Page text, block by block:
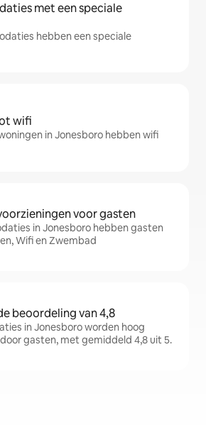
met een speciale
hebben een speciale
wifi
in Jonesboro hebben wifi
voor gasten
in Jonesboro hebben gasten
Wifi en Zwembad
beoordeling van 4,8
in Jonesboro worden hoog
gasten, met gemiddeld 4,8 uit 5.